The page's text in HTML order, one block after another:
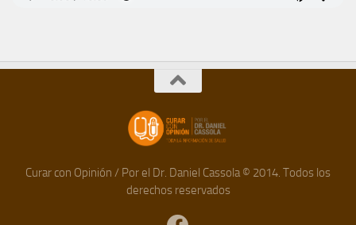
Curar con Opinión / Por el Dr. Daniel Cassola © 2014. Todos los
derechos reservados